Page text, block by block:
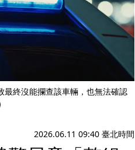
最終沒能攔查該車輛，也無法確認
2026.06.11 09:40 臺北時間